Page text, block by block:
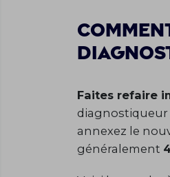
Faites refaire
diagnostiqueur
annexez le
généralement